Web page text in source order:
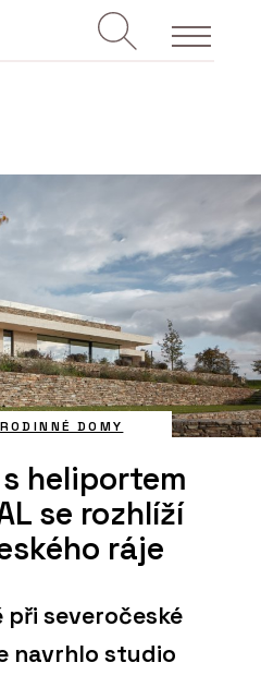
RODINNÉ DOMY
heliportem
se rozhlíží
ráje
při severočeské
navrhlo studio